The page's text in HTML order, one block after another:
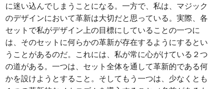
に迷い込んでしまうことになる。一方で、私は、マジック
のデザインにおいて革新は大切だと思っている。実際、各
セットで私がデザイン上の目標にしていることの一つに
は、そのセットに何らかの革新が存在するようにするとい
うことがあるのだ。これには、私が常に心がけている２つ
の道がある。一つは、セット全体を通して革新的である何
かを設けようとすること。そしてもう一つは、少なくとも